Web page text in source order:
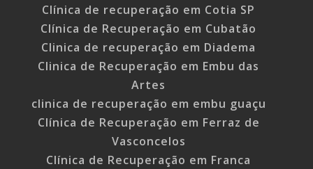
Clínica de recuperação em Cotia SP
Clínica de Recuperação em Cubatão
Clinica de recuperação em Diadema
Clinica de Recuperação em Embu das
Artes
clinica de recuperação em embu guaçu
Clínica de Recuperação em Ferraz de
Vasconcelos
Clínica de Recuperação em Franca